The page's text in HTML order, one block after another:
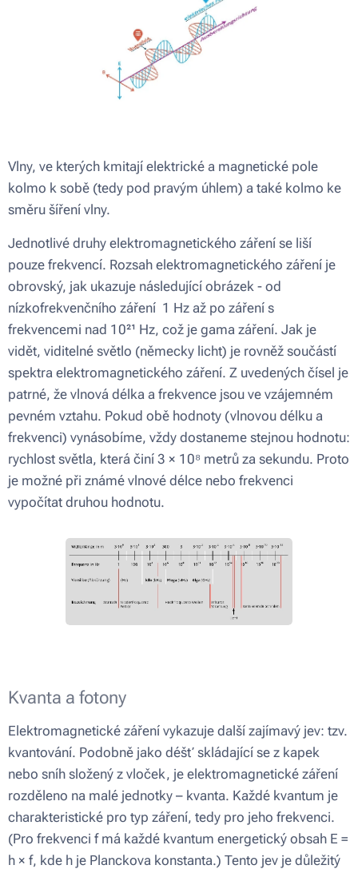
Vlny, ve kterých kmitají elektrické a magnetické pole
kolmo k sobě (tedy pod pravým úhlem) a také kolmo ke
směru šíření vlny.
Jednotlivé druhy elektromagnetického záření se liší
pouze frekvencí. Rozsah elektromagnetického záření je
obrovský, jak ukazuje následující obrázek - od
nízkofrekvenčního záření 1 Hz až po záření s
frekvencemi nad 10²¹ Hz, což je gama záření. Jak je
vidět, viditelné světlo (německy licht) je rovněž součástí
spektra elektromagnetického záření. Z uvedených čísel je
patrné, že vlnová délka a frekvence jsou ve vzájemném
pevném vztahu. Pokud obě hodnoty (vlnovou délku a
frekvenci) vynásobíme, vždy dostaneme stejnou hodnotu:
rychlost světla, která činí 3 × 10⁸ metrů za sekundu. Proto
je možné při známé vlnové délce nebo frekvenci
vypočítat druhou hodnotu.
Kvanta a fotony
Elektromagnetické záření vykazuje další zajímavý jev: tzv.
kvantování. Podobně jako déšť skládající se z kapek
nebo sníh složený z vloček, je elektromagnetické záření
rozděleno na malé jednotky – kvanta. Každé kvantum je
charakteristické pro typ záření, tedy pro jeho frekvenci.
(Pro frekvenci f má každé kvantum energetický obsah E =
h × f, kde h je Planckova konstanta.) Tento jev je důležitý